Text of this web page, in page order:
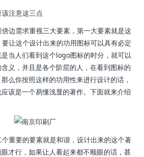
注意这三点
边需求重视三大要素，第一大要素就是这
让这个设计出来的功用图标可以具有必定
当人们看到这个logo图标的时分，就可以
义，并且是各个阶层的人，在看到图标的
么你按照这样的功用性来进行设计的话，
该是一个易懂浅显的著作。下面就来介绍
重要的要素就是和谐，设计出来的这个著
才行，如果让人看起来都不顺眼的话，甚